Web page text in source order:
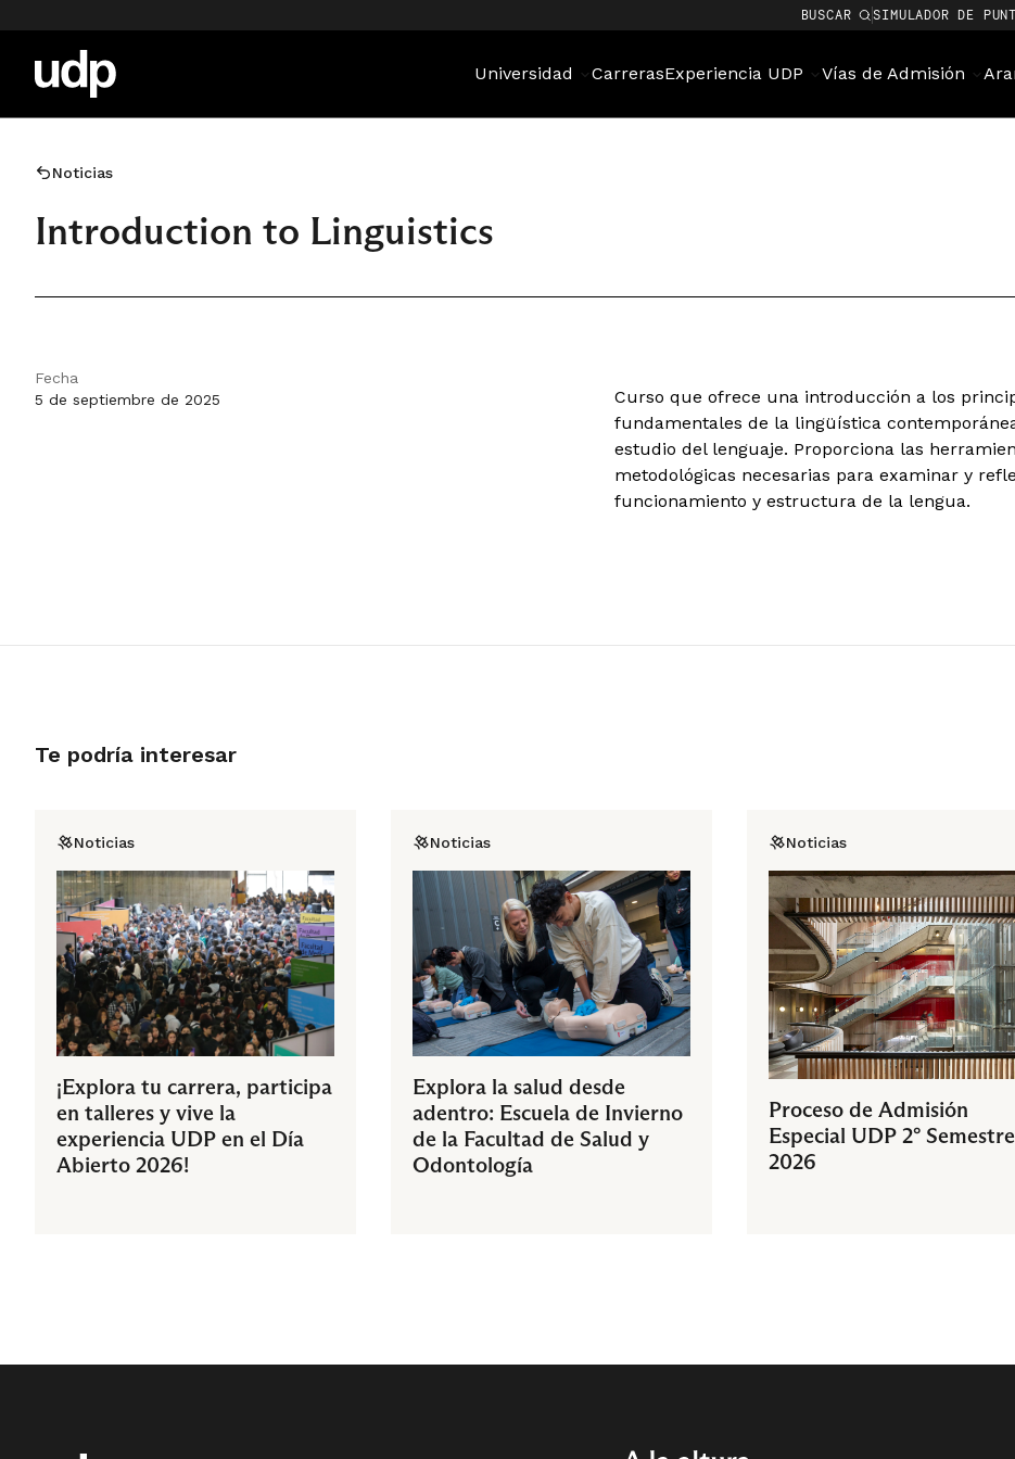
BUSCAR SIMULADOR DE
Universidad CarrerasExperiencia UDP Vías de Admisión
Noticias
Introduction to Linguistics
Fecha
5 de septiembre de 2025
Curso que ofrece una introducción a los
fundamentales de la lingüística
estudio del lenguaje. Proporciona las
metodológicas necesarias para examinar y
funcionamiento y estructura de la lengua.
Te podría interesar
Noticias
¡Explora tu carrera, participa
en talleres y vive la
experiencia UDP en el Día
Abierto 2026!
Noticias
Explora la salud desde
adentro: Escuela de Invierno
de la Facultad de Salud y
Odontología
Noticias
Proceso de Admisión
Especial UDP 2° Semestre
2026